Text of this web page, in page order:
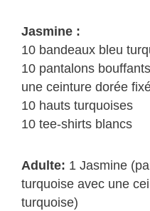
Jasmine :
10 bandeaux bleu
10 pantalons
une ceinture dorée
10 hauts turquoises
10 tee-shirts blancs
Adulte: 1 Jasmine
turquoise avec une
turquoise)